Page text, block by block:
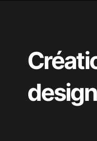
design